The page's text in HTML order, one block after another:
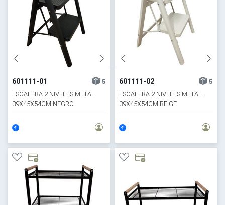
601111-01
5
ESCALERA 2 NIVELES METAL
39X45X54CM NEGRO
601111-02
5
ESCALERA 2 NIVELES METAL
39X45X54CM BEIGE